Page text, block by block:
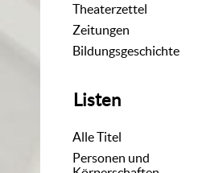
Theaterzettel
Zeitungen
Bildungsgeschichte
Listen
Alle Titel
Personen und